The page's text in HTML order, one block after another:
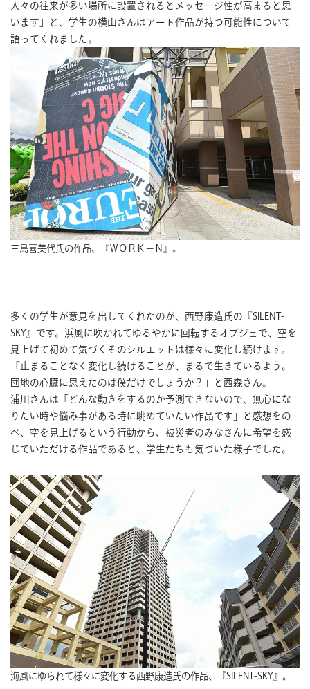
人々の往来が多い場所に設置されるとメッセージ性が高まると思
います」と、学生の横山さんはアート作品が持つ可能性について
語ってくれました。
三島喜美代氏の作品、『ＷＯＲＫ－Ｎ』。
多くの学生が意見を出してくれたのが、西野康造氏の『SILENT-
SKY』です。浜風に吹かれてゆるやかに回転するオブジェで、空を
見上げて初めて気づくそのシルエットは様々に変化し続けます。
「止まることなく変化し続けることが、まるで生きているよう。
団地の心臓に思えたのは僕だけでしょうか？」と西森さん。
浦川さんは「どんな動きをするのか予測できないので、無心にな
りたい時や悩み事がある時に眺めていたい作品です」と感想をの
べ、空を見上げるという行動から、被災者のみなさんに希望を感
じていただける作品であると、学生たちも気づいた様子でした。
海風にゆられて様々に変化する西野康造氏の作品、『SILENT-SKY』。